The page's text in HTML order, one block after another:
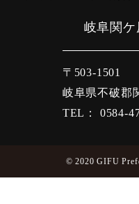
岐阜関
〒503-1501
岐阜県不破郡
TEL： 0584-
© 2020 GIFU